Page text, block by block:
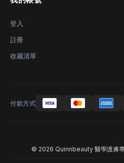
登入
註冊
收藏清單
付款方式
© 2026 Quinnbeauty 醫學護膚